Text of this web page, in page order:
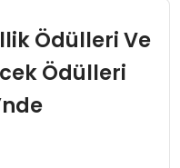
Ödülleri Ve
Ödülleri